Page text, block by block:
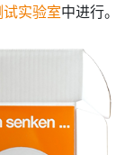
实验室中进行。